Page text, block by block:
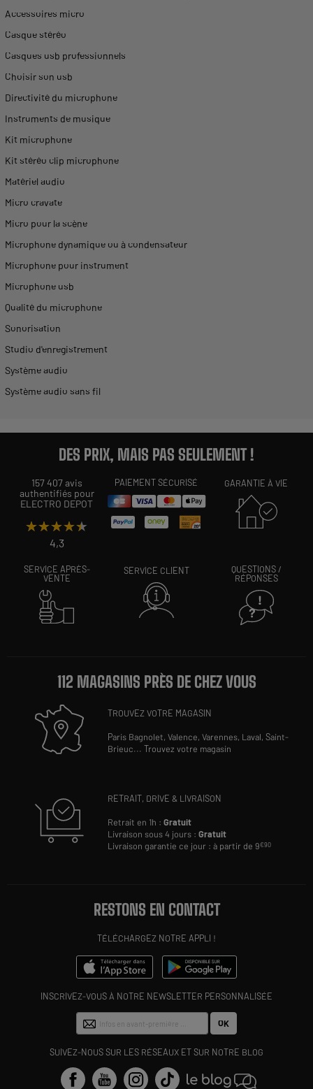
Accessoires micro
Casque stéréo
Casques usb professionnels
Choisir son usb
Directivité du microphone
Instruments de musique
Kit microphone
Kit stéréo clip microphone
Matériel audio
Micro cravate
Micro pour la scène
Microphone dynamique ou à condensateur
Microphone pour instrument
Microphone usb
Qualité du microphone
Sonorisation
Studio d'enregistrement
Système audio
Système audio sans fil
DES PRIX, MAIS PAS SEULEMENT !
157 407 avis
authentifiés pour
ELECTRO DEPOT
★★★★★
★★★★★
4,3
PAIEMENT SÉCURISÉ GARANTIE À VIE
SERVICE APRÈS-
VENTE
SERVICE CLIENT
QUESTIONS /
RÉPONSES
112 MAGASINS PRÈS DE CHEZ VOUS
TROUVEZ VOTRE MAGASIN
Paris Bagnolet,Valence,Varennes, Laval,Saint-
Brieuc...Trouvez votre magasin
RETRAIT, DRIVE & LIVRAISON
Retrait en 1h :Gratuit
Livraison sous 4 jours :Gratuit
Livraison garantie ce jour : à partir de 9€90
RESTONS EN CONTACT
TÉLÉCHARGEZ NOTRE APPLI !
INSCRIVEZ-VOUS À NOTRE NEWSLETTER PERSONNALISÉE
OK
SUIVEZ-NOUS SUR LES RÉSEAUX ET SUR NOTRE BLOG